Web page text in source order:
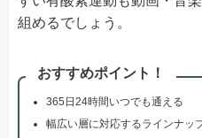
組めるでしょう。
おすすめポイント！
365日24時間いつでも通える
幅広い層に対応するラインナッ